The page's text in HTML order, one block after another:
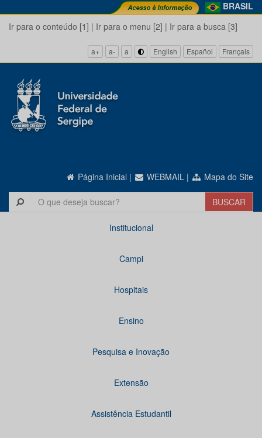
BRASIL
Ir para o conteúdo [1] | Ir para o menu [2] | Ir para a busca [3]
a+ a- a English Español Français
Página Inicial | WEBMAIL | Mapa do Site
Institucional
Campi
Hospitais
Ensino
Pesquisa e Inovação
Extensão
Assistência Estudantil